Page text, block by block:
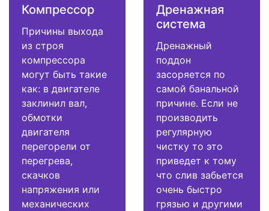
Компрессор
Причины выхода
из строя
компрессора
могут быть такие
как: в двигателе
заклинил вал,
обмотки
двигателя
перегорели от
перегрева,
скачков
напряжения или
механических
Дренажная
система
Дренажный
поддон
засоряется по
самой банальной
причине. Если не
производить
регулярную
чистку то это
приведет к тому
что слив забьется
очень быстро
грязью и другими